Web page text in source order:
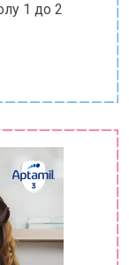
1 до 2